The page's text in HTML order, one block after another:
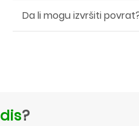
Da li mogu izvršiti
?